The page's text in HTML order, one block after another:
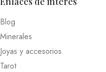
Blog
Minerales
Joyas y accesorios
Tarot